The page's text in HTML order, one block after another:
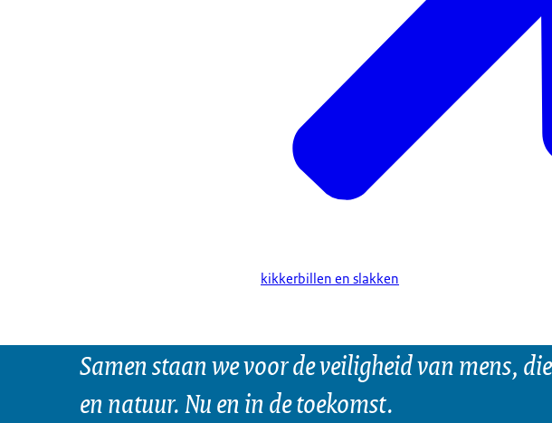
kikkerbillen en slakken
Samen staan we voor de veiligheid van mens,
en natuur. Nu en in de toekomst.